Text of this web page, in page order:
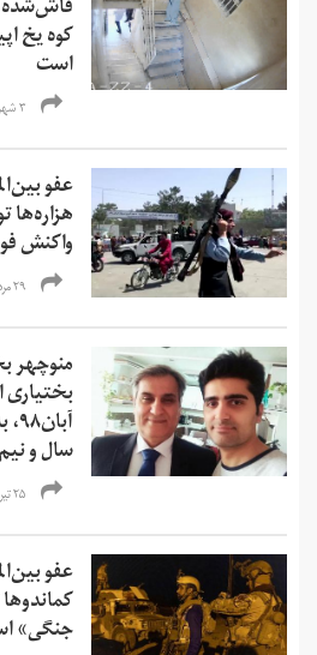
فاش‌شده
کوه یخ
است
۳ شهریور ۱۴۰۰
عفو
هزاره‌ها
واکنش
۲۹ مرداد ۱۴۰۰
منوچهر
سال و
۲۵ تیر ۱۴۰۰
عفو
جنگی»